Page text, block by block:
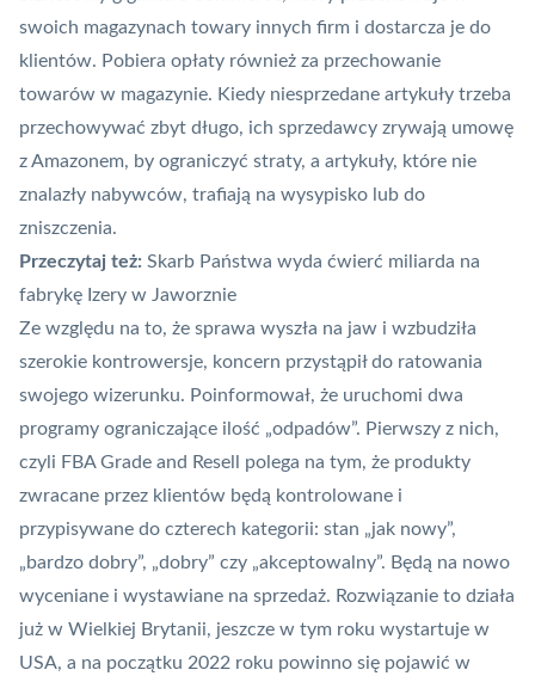
swoich magazynach towary innych firm i dostarcza je do
klientów. Pobiera opłaty również za przechowanie
towarów w magazynie. Kiedy niesprzedane artykuły trzeba
przechowywać zbyt długo, ich sprzedawcy zrywają umowę
z Amazonem, by ograniczyć straty, a artykuły, które nie
znalazły nabywców, trafiają na wysypisko lub do
zniszczenia.
Przeczytaj też: Skarb Państwa wyda ćwierć miliarda na
fabrykę Izery w Jaworznie
Ze względu na to, że sprawa wyszła na jaw i wzbudziła
szerokie kontrowersje, koncern przystąpił do ratowania
swojego wizerunku. Poinformował, że uruchomi dwa
programy ograniczające ilość „odpadów”. Pierwszy z nich,
czyli FBA Grade and Resell polega na tym, że produkty
zwracane przez klientów będą kontrolowane i
przypisywane do czterech kategorii: stan „jak nowy”,
„bardzo dobry”, „dobry” czy „akceptowalny”. Będą na nowo
wyceniane i wystawiane na sprzedaż. Rozwiązanie to działa
już w Wielkiej Brytanii, jeszcze w tym roku wystartuje w
USA, a na początku 2022 roku powinno się pojawić w